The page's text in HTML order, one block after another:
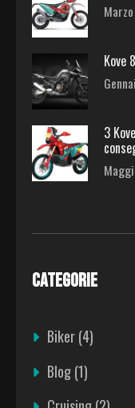
Kove
3
CATEGORIE
Biker(4)
Blog(1)